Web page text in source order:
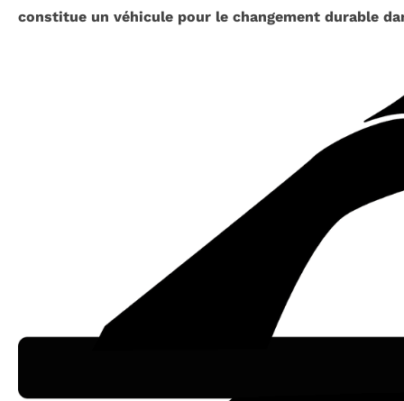
constitue un véhicule pour le changement durable